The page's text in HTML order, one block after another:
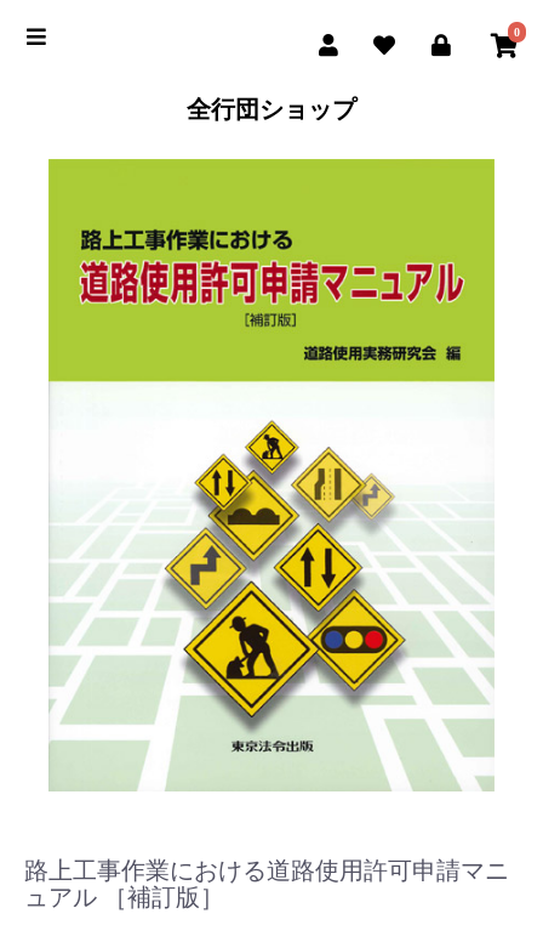
0
全行団ショップ
路上工事作業における道路使用許可申請マニ
ュアル ［補訂版］